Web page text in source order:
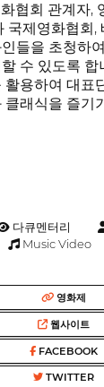
협회 관계자,
국제영화협회,
들을 초청하
수 있도록 합
활용하여 대표
클래식을 즐기
다큐멘터리
Music Video
영화제
웹사이트
FACEBOOK
TWITTER